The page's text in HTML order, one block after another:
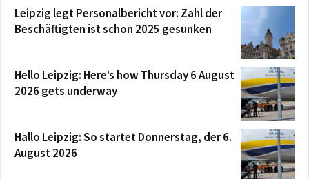
Leipzig legt Personalbericht vor: Zahl der
Beschäftigten ist schon 2025 gesunken
Hello Leipzig: Here’s how Thursday 6 August
2026 gets underway
Hallo Leipzig: So startet Donnerstag, der 6.
August 2026